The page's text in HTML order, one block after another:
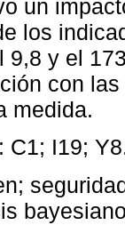
un
los
9,8 y el
con
medida.
C1; I19;